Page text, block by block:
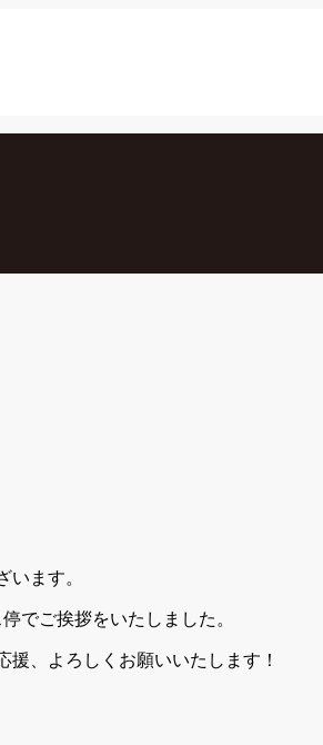
います。
でご挨拶をいたしました。
、よろしくお願いいたします！